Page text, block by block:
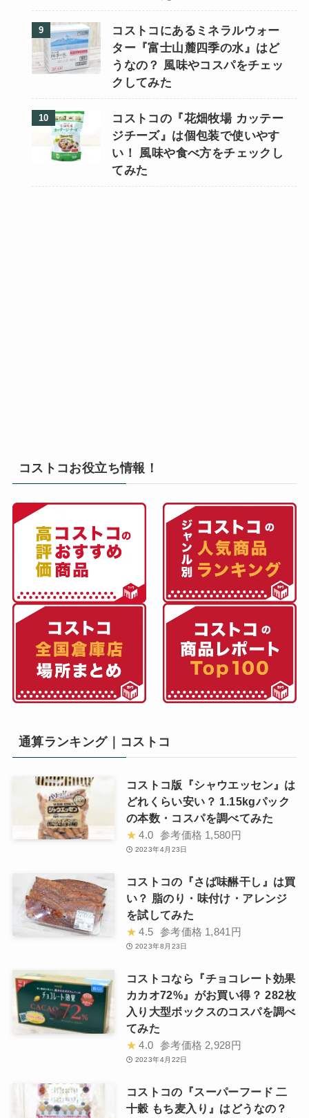
コストコにあるミネラルウォー
ター『富士山麓四季の水』はど
うなの？ 風味やコスパをチェッ
クしてみた
コストコの『花畑牧場 カッテー
ジチーズ』は個包装で使いやす
い！ 風味や食べ方をチェックし
てみた
コストコお役立ち情報！
通算ランキング｜コストコ
コストコ版『シャウエッセン』は
どれくらい安い？ 1.15kgパック
の本数・コスパを調べてみた
★ 4.0 参考価格 1,580円
2023年4月23日
コストコの『さば味醂干し』は買
い？ 脂のり・味付け・アレンジ
を試してみた
★ 4.5 参考価格 1,841円
2023年8月23日
コストコなら『チョコレート効果
カカオ72%』がお買い得？ 282枚
入り大型ボックスのコスパを調べ
てみた
★ 4.0 参考価格 2,928円
2023年4月22日
コストコの『スーパーフード 二
十穀 もち麦入り』はどうなの？